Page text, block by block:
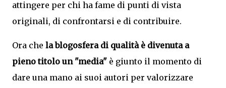
attingere per chi ha fame di punti di vista
originali, di confrontarsi e di contribuire.
Ora che la blogosfera di qualità è divenuta a
pieno titolo un "media" è giunto il momento di
dare una mano ai suoi autori per valorizzare